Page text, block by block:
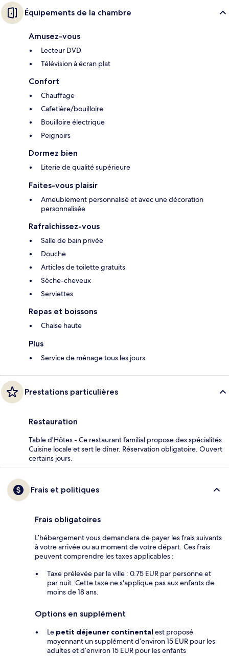
Équipements de la chambre
Amusez-vous
Lecteur DVD
Télévision à écran plat
Confort
Chauffage
Cafetière/bouilloire
Bouilloire électrique
Peignoirs
Dormez bien
Literie de qualité supérieure
Faites-vous plaisir
Ameublement personnalisé et avec une décoration
personnalisée
Rafraîchissez-vous
Salle de bain privée
Douche
Articles de toilette gratuits
Sèche-cheveux
Serviettes
Repas et boissons
Chaise haute
Plus
Service de ménage tous les jours
Prestations particulières
Restauration
Table d'Hôtes - Ce restaurant familial propose des spécialités
Cuisine locale et sert le dîner. Réservation obligatoire. Ouvert
certains jours.
Frais et politiques
Frais obligatoires
L’hébergement vous demandera de payer les frais suivants
à votre arrivée ou au moment de votre départ. Ces frais
peuvent comprendre les taxes applicables :
Taxe prélevée par la ville : 0.75 EUR par personne et
par nuit. Cette taxe ne s'applique pas aux enfants de
moins de 18 ans.
Options en supplément
Le petit déjeuner continental est proposé
moyennant un supplément d’environ 15 EUR pour les
adultes et d’environ 15 EUR pour les enfants